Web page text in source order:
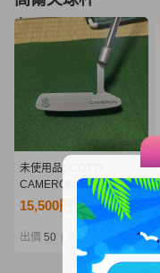
未使用品SCOTTY
CAMERON スコッティキ
ャメロン パター Lucky
Clover SELECT ニューポ
ート2 ラッキークローバ
ー33インチ ヘッドカバ
15,500円 NT3,354
出價 50 剩餘